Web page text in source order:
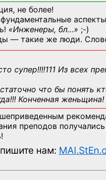
не более!
«Инженеры, бл…» ;-)
— такие же люди.
супер!!!!111 Из всех
что бы понять
Конченная женьщина!
преподов получались
нам: